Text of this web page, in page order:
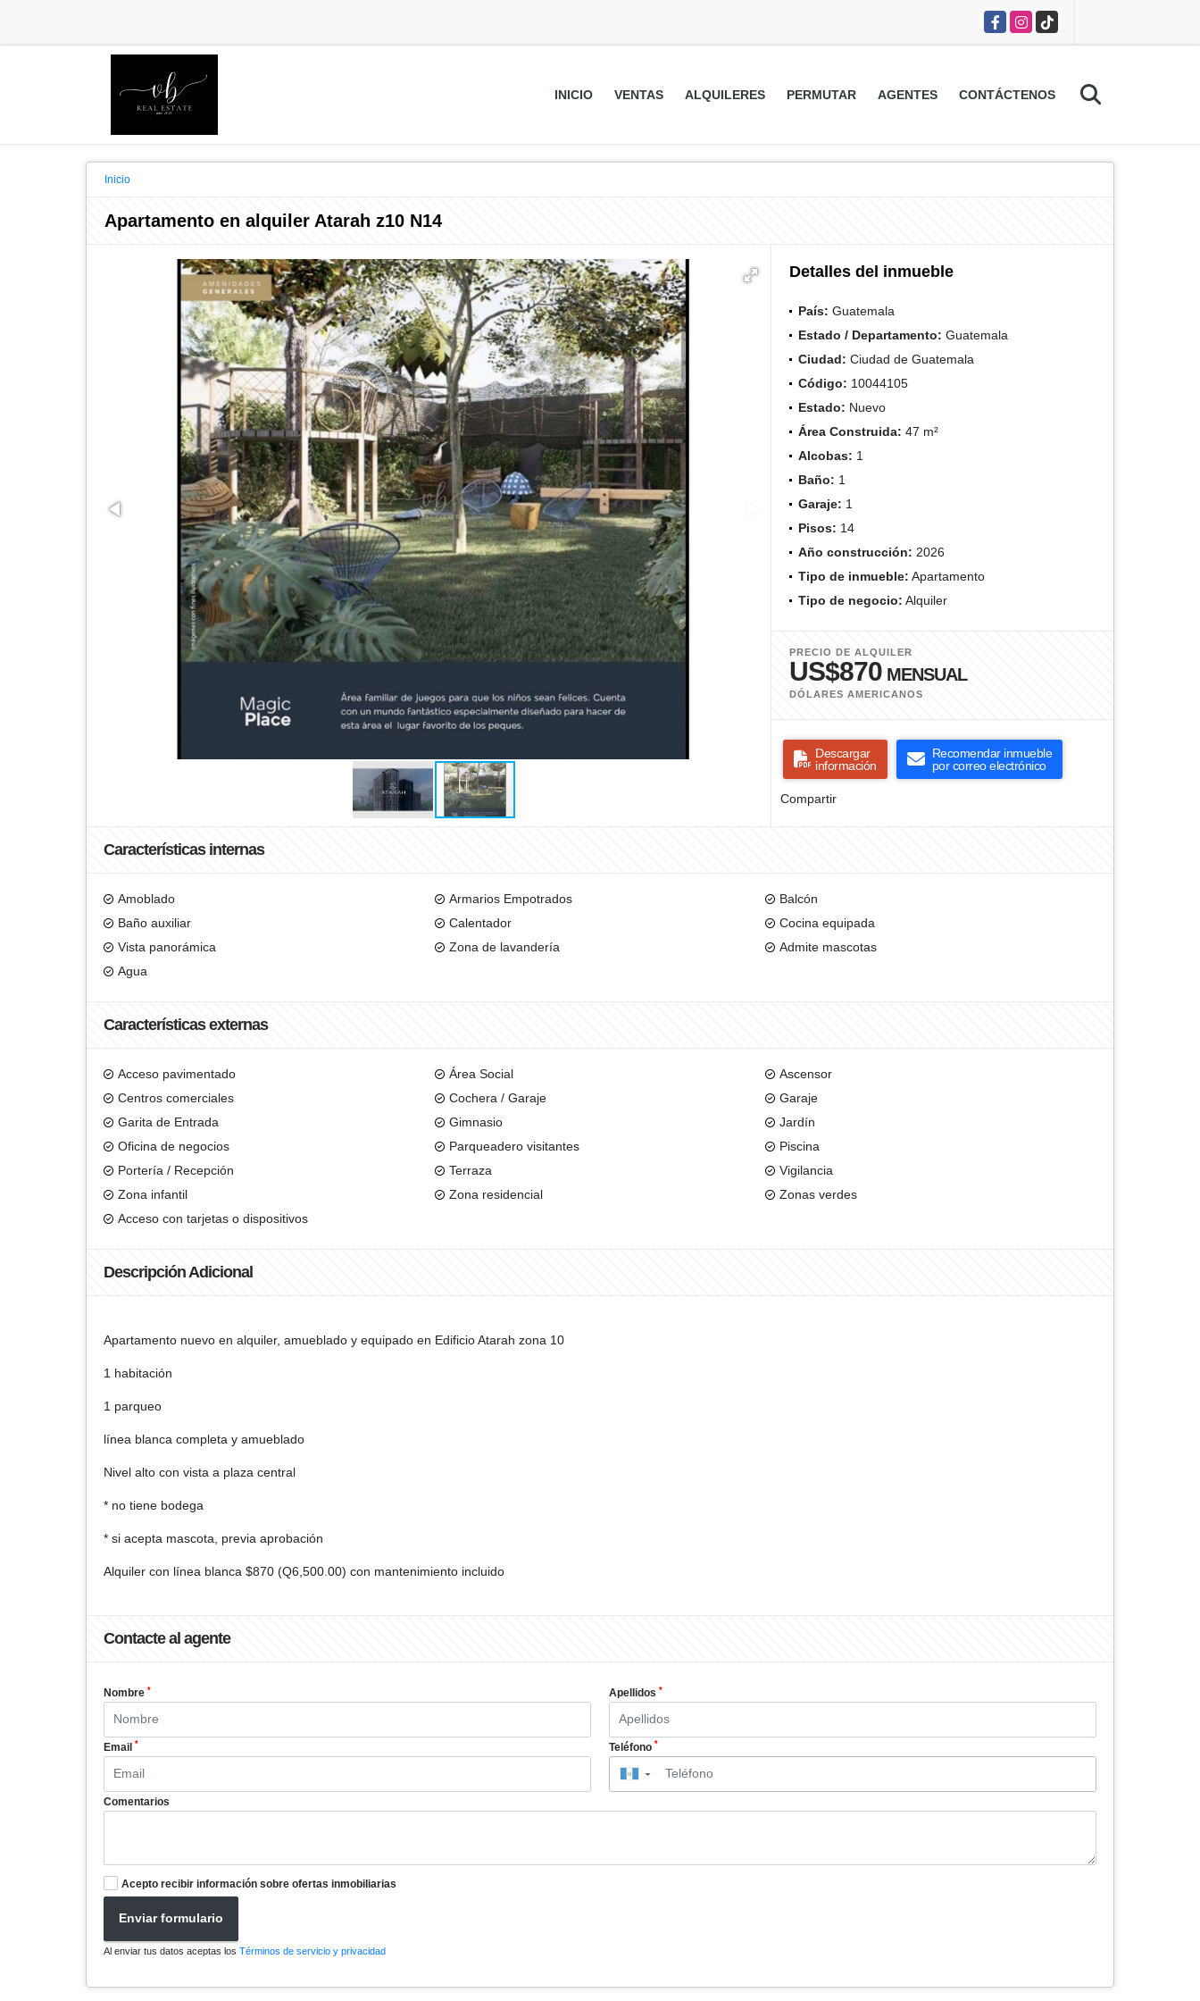
FacebookInstagram
TikTok
INICIO VENTAS ALQUILERES PERMUTAR AGENTES CONTÁCTENOS
Inicio
Apartamento en alquiler Atarah z10 N14
Detalles del inmueble
País: Guatemala
Estado / Departamento: Guatemala
Ciudad: Ciudad de Guatemala
Código: 10044105
Estado: Nuevo
Área Construida: 47 m²
Alcobas: 1
Baño: 1
Garaje: 1
Pisos: 14
Año construcción: 2026
Tipo de inmueble: Apartamento
Tipo de negocio: Alquiler
PRECIO DE ALQUILER
US$870 MENSUAL
DÓLARES AMERICANOS
Descargar
información
Recomendar inmueble
por correo electrónico
Compartir
Características internas
Amoblado Armarios Empotrados
Balcón
Baño auxiliar
Calentador
Cocina equipada
Vista panorámica
Zona de lavandería
Admite mascotas
Agua
Características externas
Acceso pavimentado Área Social
Ascensor
Centros comerciales
Cochera / Garaje
Garaje
Garita de Entrada
Gimnasio
Jardín
Oficina de negocios
Parqueadero visitantes
Piscina
Portería / Recepción
Terraza
Vigilancia
Zona infantil
Zona residencial
Zonas verdes
Acceso con tarjetas o dispositivos
Descripción Adicional
Apartamento nuevo en alquiler, amueblado y equipado en Edificio Atarah zona 10
1 habitación
1 parqueo
línea blanca completa y amueblado
Nivel alto con vista a plaza central
* no tiene bodega
* si acepta mascota, previa aprobación
Alquiler con línea blanca $870 (Q6,500.00) con mantenimiento incluido
Contacte al agente
Nombre * Apellidos *
Email * Teléfono *
▼
Comentarios
Acepto recibir información sobre ofertas inmobiliarias
Enviar formulario
Al enviar tus datos aceptas los Términos de servicio y privacidad